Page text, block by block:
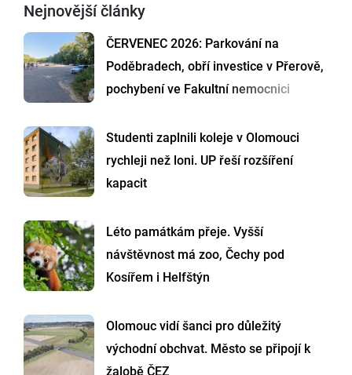
Nejnovější články
ČERVENEC 2026: Parkování na
Poděbradech, obří investice v Přerově,
pochybení ve Fakultní nemocnici
Studenti zaplnili koleje v Olomouci
rychleji než loni. UP řeší rozšíření
kapacit
Léto památkám přeje. Vyšší
návštěvnost má zoo, Čechy pod
Kosířem i Helfštýn
Olomouc vidí šanci pro důležitý
východní obchvat. Město se připojí k
žalobě ČEZ